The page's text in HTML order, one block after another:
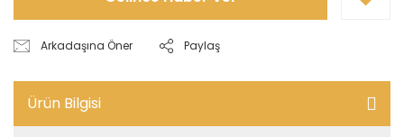
Arkadaşına Öner Paylaş
Ürün Bilgisi